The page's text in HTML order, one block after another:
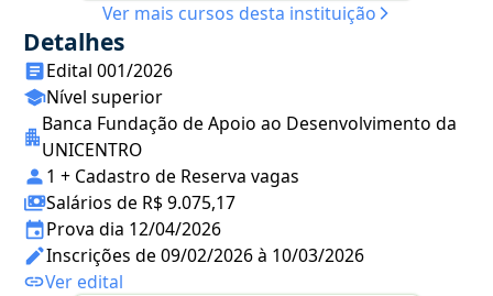
Ver mais cursos desta instituição
Detalhes
Edital 001/2026
Nível superior
Banca Fundação de Apoio ao Desenvolvimento da
UNICENTRO
1 + Cadastro de Reserva vagas
Salários de R$ 9.075,17
Prova dia 12/04/2026
Inscrições de 09/02/2026 à 10/03/2026
Ver edital